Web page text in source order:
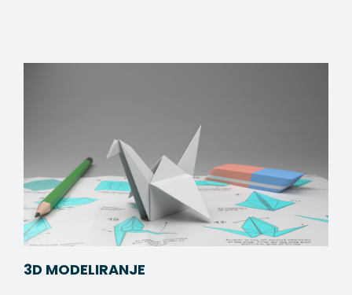
3D MODELIRANJE